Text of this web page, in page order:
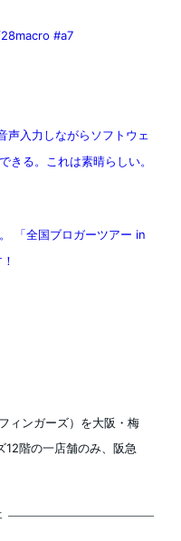
#a7
声入力しながらソフトウェ
きる。これは素晴らしい。
「全国ブロガーツアー in
ィンガーズ）を大阪・梅
12階の一店舗のみ、阪急